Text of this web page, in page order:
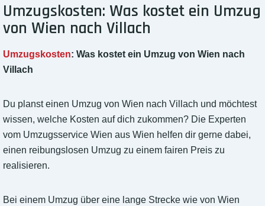
Umzugskosten: Was kostet ein Umzug
von Wien nach Villach
Umzugskosten: Was kostet ein Umzug von Wien nach
Villach
Du planst einen Umzug von Wien nach Villach und möchtest
wissen, welche Kosten auf dich zukommen? Die Experten
vom Umzugsservice Wien aus Wien helfen dir gerne dabei,
einen reibungslosen Umzug zu einem fairen Preis zu
realisieren.
Bei einem Umzug über eine lange Strecke wie von Wien